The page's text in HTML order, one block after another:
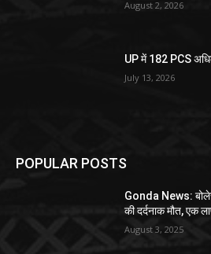
August 2, 2026
UP में 182 PCS
July 13, 2026
POPULAR POSTS
Gonda News:
की दर्दनाक मौत, एक
August 3, 2025